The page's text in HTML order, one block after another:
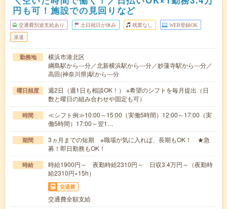
円も可！施設での見回りなど
交通費別途支給あり 土日祝日が休み 残業なし WEB登録OK
派遣
勤務地
横浜市港北区
綱島駅から---分／北新横浜駅から---分／妙蓮寺駅から---分／
高田(神奈川県)駅から---分
曜日頻度
週2日（週1日も相談OK！） ※希望のシフトを毎月提出（日
数と曜日の組み合わせや固定も可）
時間
≪シフト例≫10:00～15:00（実働5時間）12:00～17:00（実
働5時間）17:00～翌1…
期間
3ヵ月までの短期 ※職場が気に入れば、長期もOK！ ★急
募！即日勤務もOK！
時給
時給1900円～ 夜勤時給2310円～ 日収3.4万円～（夜勤時
給2310円×15h）
交通費
交通費全額支給